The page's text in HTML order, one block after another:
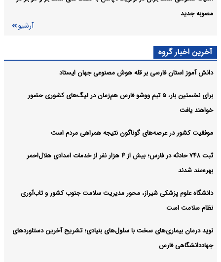
۶ مدال
همکاری مشترک برای تأمین برق پایدار اماکن فرهنگی و تاریخی شیراز
مصوبه جدید
آرشیو
آخرین اخبار گروه
دانش آموز استان فارسی بر قله هوش مصنوعی جهان ایستاد
برای نخستین‌ بار، ۵ تیم ووشو فارس هم‌زمان در لیگ‌های کشوری حضور
خواهند یافت
موفقیت کشور در عرصه‌های گوناگون نتیجه همراهی مردم است
ثبت ۷۴۸ حادثه در فارس؛ بیش از ۴ هزار نفر از خدمات امدادی هلال‌احمر
بهره‌مند شدند
دانشگاه علوم پزشکی شیراز، محور مدیریت سلامت جنوب کشور و تاب‌آوری
نظام سلامت است
نوید درمان بیماری‌های سخت با سلول‌های بنیادی؛ تشریح آخرین دستاوردهای
جهاددانشگاهی فارس